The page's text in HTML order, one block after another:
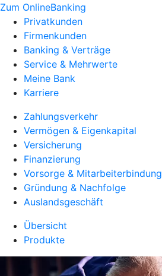
Zum OnlineBanking
Privatkunden
Firmenkunden
Banking & Verträge
Service & Mehrwerte
Meine Bank
Karriere
Zahlungsverkehr
Vermögen & Eigenkapital
Versicherung
Finanzierung
Vorsorge & Mitarbeiterbindung
Gründung & Nachfolge
Auslandsgeschäft
Übersicht
Produkte